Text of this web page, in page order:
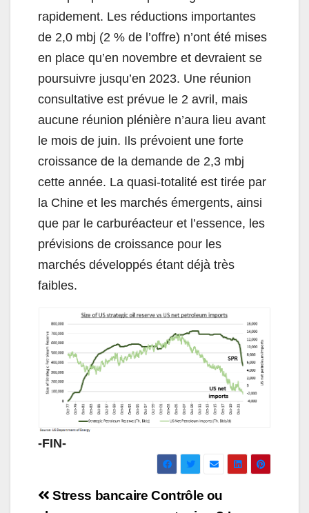
rapidement. Les réductions importantes
de 2,0 mbj (2 % de l’offre) n’ont été mises
en place qu’en novembre et devraient se
poursuivre jusqu’en 2023. Une réunion
consultative est prévue le 2 avril, mais
aucune réunion plénière n’aura lieu avant
le mois de juin. Ils prévoient une forte
croissance de la demande de 2,3 mbj
cette année. La quasi-totalité est tirée par
la Chine et les marchés émergents, ainsi
que par le carburéacteur et l’essence, les
prévisions de croissance pour les
marchés développés étant déjà très
faibles.
-FIN-
NavigationContrôle ou
Stress bancaire